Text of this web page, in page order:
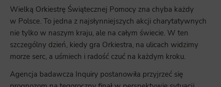
Wielką Orkiestrę Świątecznej Pomocy zna chyba każdy
w Polsce. To jedna z najsłynniejszych akcji charytatywnych
nie tylko w naszym kraju, ale na całym świecie. W ten
szczególny dzień, kiedy gra Orkiestra, na ulicach widzimy
morze serc, a uśmiech i radość czuć na każdym kroku.
Agencja badawcza Inquiry postanowiła przyjrzeć się